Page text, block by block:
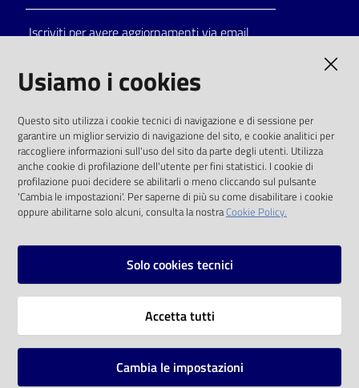
on line
Eventi
Chiedi al
bibliotecario
Avvisi
Iscriviti per avere aggiornamenti via email
solo alle condizioni previste dalla direttiva
comunitaria 2003/98/CE e dal d.lgs. 36/2006
SOCIAL
Instagram
Vai alla pagina
Usiamo i cookies
Questo sito utilizza i cookie tecnici di navigazione e di sessione per
garantire un miglior servizio di navigazione del sito, e cookie analitici per
raccogliere informazioni sull'uso del sito da parte degli utenti. Utilizza
anche cookie di profilazione dell'utente per fini statistici. I cookie di
profilazione puoi decidere se abilitarli o meno cliccando sul pulsante
'Cambia le impostazioni'. Per saperne di più su come disabilitare i cookie
oppure abilitarne solo alcuni, consulta la nostraCookie Policy.
Solo cookies tecnici
Accetta tutti
Cambia le impostazioni